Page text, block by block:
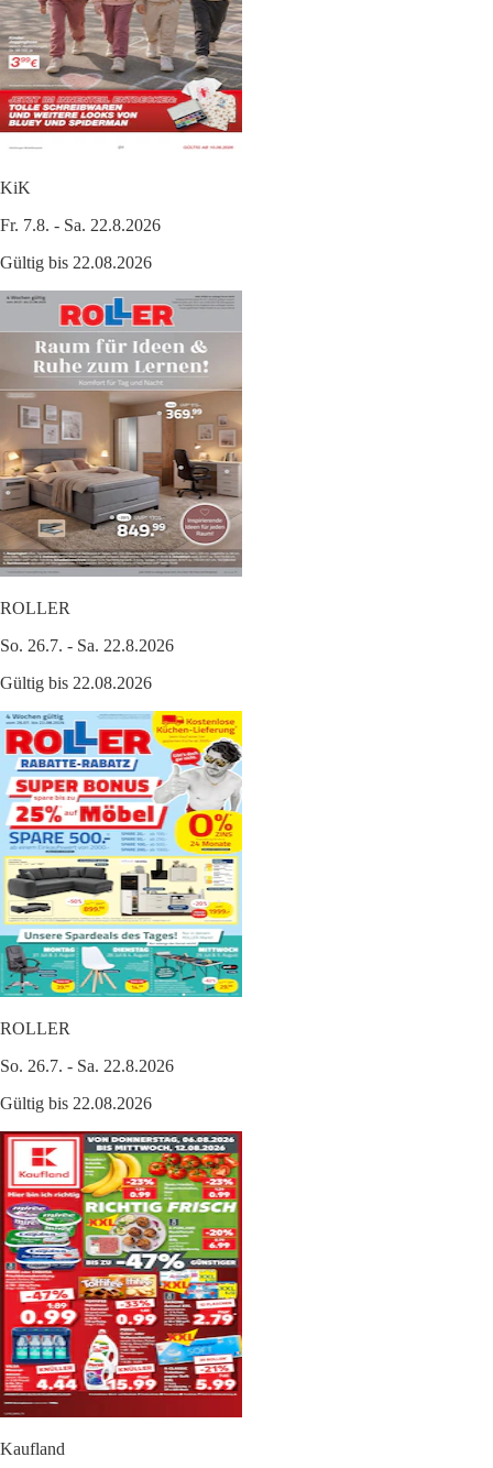
KiK
Fr. 7.8. - Sa. 22.8.2026
Gültig bis 22.08.2026
ROLLER
So. 26.7. - Sa. 22.8.2026
Gültig bis 22.08.2026
ROLLER
So. 26.7. - Sa. 22.8.2026
Gültig bis 22.08.2026
Kaufland